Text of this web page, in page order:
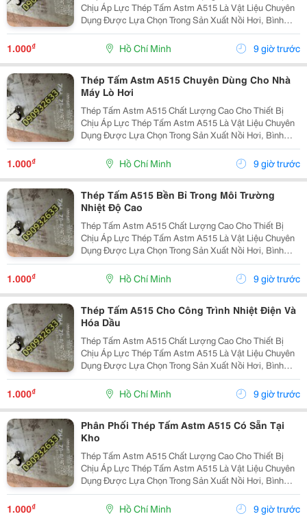
Chịu Áp Lực Thép Tấm Astm A515 Là Vật Liệu Chuyên
Dụng Được Lựa Chọn Trong Sản Xuất Nồi Hơi, Bình
Chịu Áp, Bồn Chứa Công Nghiệp Và Các Thiết Bị Làm
Việc Ở Nhiệt Độ Cao. Với Khả Năng Chịu Áp Lực Tốt,
1.000₫ Hồ Chí Minh 9 giờ trước
Thép Tấm Astm A515 Chuyên Dùng Cho Nhà
Máy Lò Hơi
Thép Tấm Astm A515 Chất Lượng Cao Cho Thiết Bị
Chịu Áp Lực Thép Tấm Astm A515 Là Vật Liệu Chuyên
Dụng Được Lựa Chọn Trong Sản Xuất Nồi Hơi, Bình
Chịu Áp, Bồn Chứa Công Nghiệp Và Các Thiết Bị Làm
Việc Ở Nhiệt Độ Cao. Với Khả Năng Chịu Áp Lực Tốt,
1.000₫ Hồ Chí Minh 9 giờ trước
Thép Tấm A515 Bền Bỉ Trong Môi Trường
Nhiệt Độ Cao
Thép Tấm Astm A515 Chất Lượng Cao Cho Thiết Bị
Chịu Áp Lực Thép Tấm Astm A515 Là Vật Liệu Chuyên
Dụng Được Lựa Chọn Trong Sản Xuất Nồi Hơi, Bình
Chịu Áp, Bồn Chứa Công Nghiệp Và Các Thiết Bị Làm
Việc Ở Nhiệt Độ Cao. Với Khả Năng Chịu Áp Lực Tốt,
1.000₫ Hồ Chí Minh 9 giờ trước
Thép Tấm A515 Cho Công Trình Nhiệt Điện Và
Hóa Dầu
Thép Tấm Astm A515 Chất Lượng Cao Cho Thiết Bị
Chịu Áp Lực Thép Tấm Astm A515 Là Vật Liệu Chuyên
Dụng Được Lựa Chọn Trong Sản Xuất Nồi Hơi, Bình
Chịu Áp, Bồn Chứa Công Nghiệp Và Các Thiết Bị Làm
Việc Ở Nhiệt Độ Cao. Với Khả Năng Chịu Áp Lực Tốt,
1.000₫ Hồ Chí Minh 9 giờ trước
Phân Phối Thép Tấm Astm A515 Có Sẵn Tại
Kho
Thép Tấm Astm A515 Chất Lượng Cao Cho Thiết Bị
Chịu Áp Lực Thép Tấm Astm A515 Là Vật Liệu Chuyên
Dụng Được Lựa Chọn Trong Sản Xuất Nồi Hơi, Bình
Chịu Áp, Bồn Chứa Công Nghiệp Và Các Thiết Bị Làm
Việc Ở Nhiệt Độ Cao. Với Khả Năng Chịu Áp Lực Tốt,
1.000₫ Hồ Chí Minh 9 giờ trước